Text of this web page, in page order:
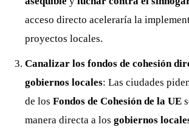
acceso directo aceleraría la
proyectos locales.
Canalizar los fondos de cohesión
gobiernos locales: Las ciudades
de los Fondos de Cohesión de la UE
manera directa a los gobiernos